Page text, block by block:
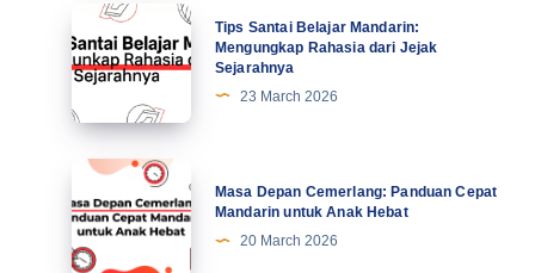
Mahasiswa
Terbaru
Tips
Santai
Belajar
Mandarin:
Mengungkap
Rahasia
dari
Jejak
Sejarahnya
Tips Santai Belajar Mandarin:
Mengungkap Rahasia dari Jejak
Sejarahnya
23 March 2026
Masa
Depan
Cemerlang:
Panduan
Masa Depan Cemerlang: Panduan Cepat
Mandarin untuk Anak Hebat
20 March 2026